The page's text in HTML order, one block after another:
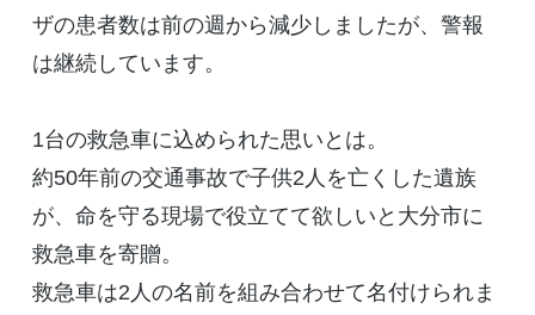
ザの患者数は前の週から減少しましたが、警報
は継続しています。
1台の救急車に込められた思いとは。
約50年前の交通事故で子供2人を亡くした遺族
が、命を守る現場で役立てて欲しいと大分市に
救急車を寄贈。
救急車は2人の名前を組み合わせて名付けられま